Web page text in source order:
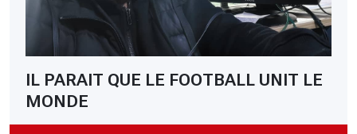
IL PARAIT QUE LE FOOTBALL UNIT LE
MONDE